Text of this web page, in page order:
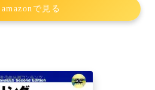
amazonで見る